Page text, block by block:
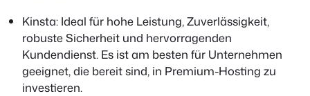
Kinsta: Ideal für hohe Leistung, Zuverlässigkeit,
robuste Sicherheit und hervorragenden
Kundendienst. Es ist am besten für Unternehmen
geeignet, die bereit sind, in Premium-Hosting zu
investieren.